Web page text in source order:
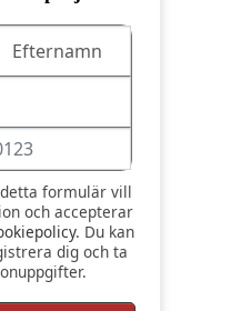
och accepterar
. Du kan
dig och ta